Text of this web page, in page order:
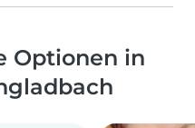
Optionen in